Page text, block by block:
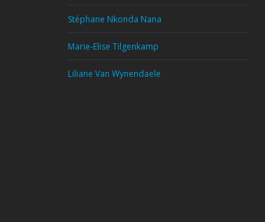
Stéphane Nkonda Nana
Marie-Elise Tilgenkamp
Liliane Van Wynendaele